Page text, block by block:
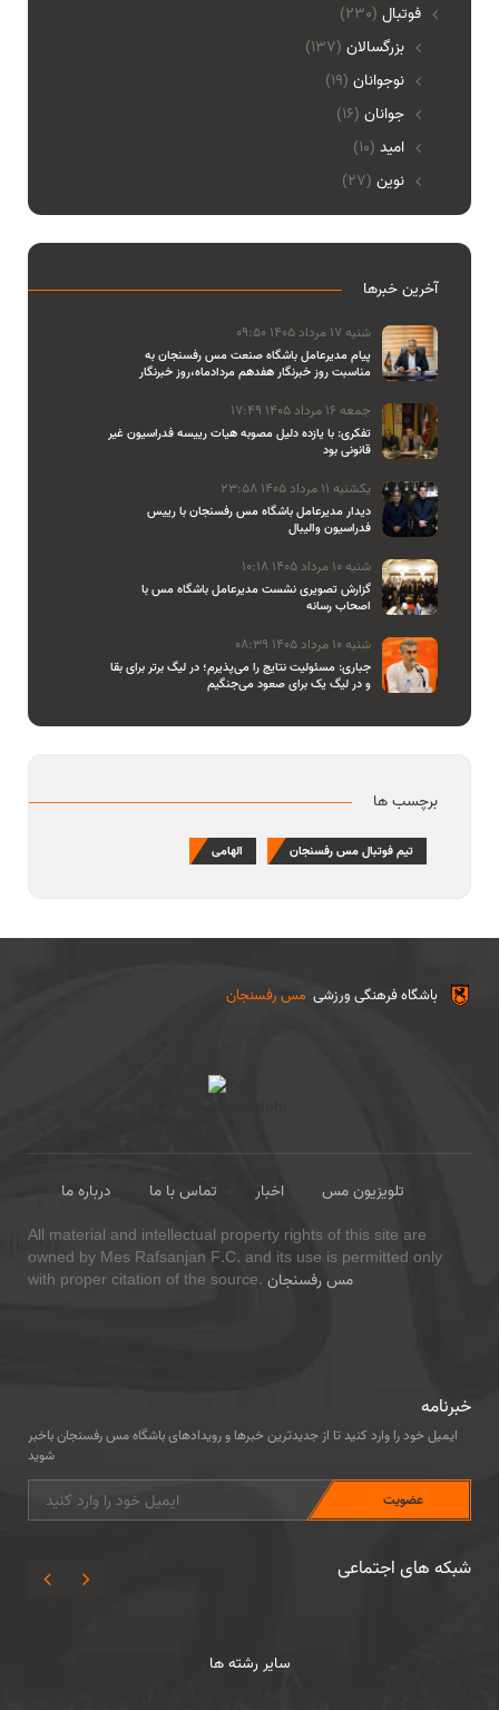
(230) فوتبال
بزرگسالان (137)
نوجوانان (19)
جوانان (16)
امید (10)
نوین (27)
آخرین خبرها
شنبه 17 مرداد 1405 09:50
پیام مدیرعامل باشگاه صنعت مس رفسنجان به
مناسبت روز خبرنگار هفدهم مردادماه،روز خبرنگار
جمعه 16 مرداد 1405 17:49
تفکری: با یازده دلیل مصوبه هیات رییسه فدراسیون غیر
قانونی بود
یکشنبه 11 مرداد 1405 23:58
دیدار مدیرعامل باشگاه مس رفسنجان با رییس
فدراسیون والیبال
شنبه 10 مرداد 1405 10:18
گزارش تصویری نشست مدیرعامل باشگاه مس با
اصحاب رسانه
شنبه 10 مرداد 1405 08:39
جباری: مسئولیت نتایج را می‌پذیرم؛ در لیگ برتر برای بقا
و در لیگ یک برای صعود می‌جنگیم
برچسب ها
تیم فوتبال مس رفسنجان الهامی
مس رفسنجان باشگاه فرهنگی ورزشی
درباره ما تماس با ما اخبار
تلویزیون مس
All material and intellectual property rights of this site are
owned by Mes Rafsanjan F.C. and its use is permitted only
with proper citation of the source. مس رفسنجان
خبرنامه
ایمیل خود را وارد کنید تا از جدیدترین خبرها و رویدادهای باشگاه مس رفسنجان باخبر
شوید
شبکه های اجتماعی
سایر رشته ها